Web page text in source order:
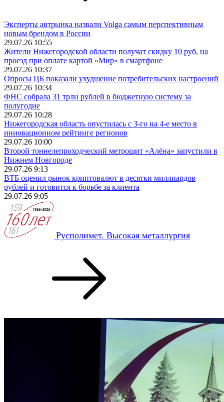
Эксперты автрынка назвали Volga самым перспективным
новым брендом в России
29.07.26 10:55
Жители Нижегородской области получат скидку 10 руб. на
проезд при оплате картой «Мир» в смартфоне
29.07.26 10:37
Опросы ЦБ показали ухудшение потребительских настроений
29.07.26 10:34
ФНС собрала 31 трлн рублей в бюджетную систему за
полугодие
29.07.26 10:28
Нижегородская область опустилась с 3-го на 4-е место в
инновационном рейтинге регионов
29.07.26 10:00
Второй тоннелепроходческий метрощит «Алёна» запустили в
Нижнем Новгороде
29.07.26 9:13
ВТБ оценил рынок криптовалют в десятки миллиардов
рублей и готовится к борьбе за клиента
29.07.26 9:05
Русполимет. Высокая металлургия